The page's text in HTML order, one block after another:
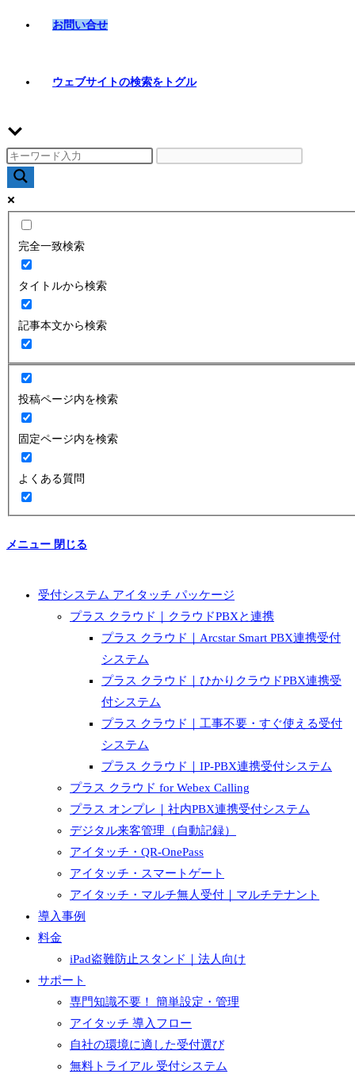
お問い合せ
ウェブサイトの検索をトグル
完全一致検索
タイトルから検索
記事本文から検索
投稿ページ内を検索
固定ページ内を検索
よくある質問
メニュー 閉じる
受付システム アイタッチ パッケージ
プラス クラウド｜クラウドPBXと連携
プラス クラウド｜Arcstar Smart PBX連携受付
システム
プラス クラウド｜ひかりクラウドPBX連携受
付システム
プラス クラウド｜工事不要・すぐ使える受付
システム
プラス クラウド｜IP-PBX連携受付システム
プラス クラウド for Webex Calling
プラス オンプレ｜社内PBX連携受付システム
デジタル来客管理（自動記録）
アイタッチ・QR-OnePass
アイタッチ・スマートゲート
アイタッチ・マルチ無人受付｜マルチテナント
導入事例
料金
iPad盗難防止スタンド｜法人向け
サポート
専門知識不要！ 簡単設定・管理
アイタッチ 導入フロー
自社の環境に適した受付選び
無料トライアル 受付システム